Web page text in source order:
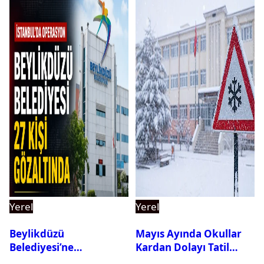
Yerel
Beylikdüzü
Belediyesi’ne
Yerel
Mayıs Ayında Okullar
Kardan Dolayı Tatil